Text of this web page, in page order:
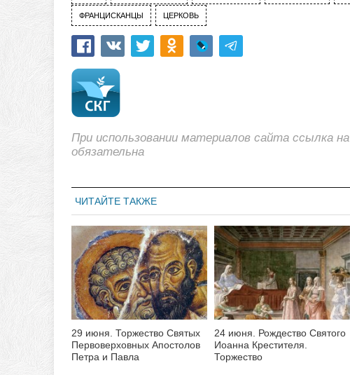
ФРАНЦИСКАНЦЫ ЦЕРКОВЬ
При использовании материалов сайта ссылка на
обязательна
ЧИТАЙТЕ ТАКЖЕ
29 июня. Торжество Святых
Первоверховных Апостолов
Петра и Павла
24 июня. Рождество Святого
Иоанна Крестителя.
Торжество